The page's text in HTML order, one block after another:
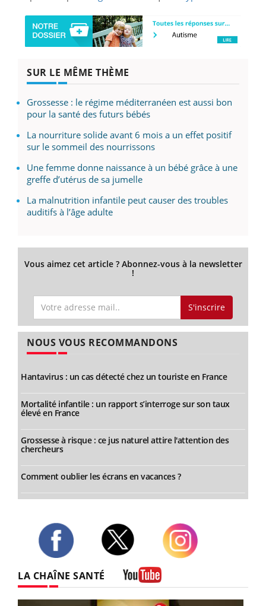
SUR LE MÊME THÈME
Grossesse : le régime méditerranéen est aussi bon
pour la santé des futurs bébés
La nourriture solide avant 6 mois a un effet positif
sur le sommeil des nourrissons
Une femme donne naissance à un bébé grâce à une
greffe d’utérus de sa jumelle
La malnutrition infantile peut causer des troubles
auditifs à l’âge adulte
Vous aimez cet article ? Abonnez-vous à la newsletter
!
S'inscrire
NOUS VOUS RECOMMANDONS
Hantavirus : un cas détecté chez un touriste en France
Mortalité infantile : un rapport s’interroge sur son taux
élevé en France
Grossesse à risque : ce jus naturel attire l'attention des
chercheurs
Comment oublier les écrans en vacances ?
LA CHAÎNE SANTÉ